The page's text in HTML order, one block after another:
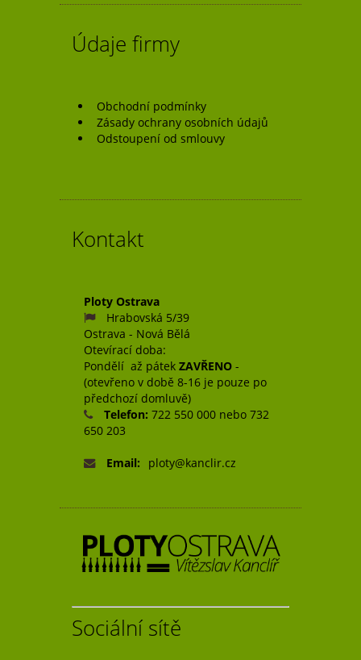
Údaje firmy
Obchodní podmínky
Zásady ochrany osobních údajů
Odstoupení od smlouvy
Kontakt
Ploty Ostrava
Hrabovská 5/39
Ostrava - Nová Bělá
Otevírací doba:
Pondělí až pátek ZAVŘENO -
(otevřeno v době 8-16 je pouze po
předchozí domluvě)
Telefon: 722 550 000 nebo 732
650 203
Email: ploty@kanclir.cz
Sociální sítě